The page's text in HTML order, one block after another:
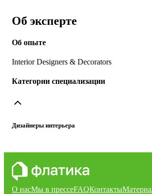
Об эксперте
Об опыте
Interior Designers & Decorators
Категории специализации
Дизайнеры интерьера
О насМы в прессеFAQКонтакты